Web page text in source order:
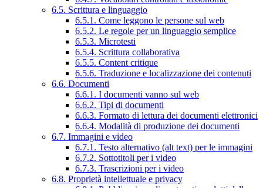
6.5. Scrittura e linguaggio
6.5.1. Come leggono le persone sul web
6.5.2. Le regole per un linguaggio semplice
6.5.3. Microtesti
6.5.4. Scrittura collaborativa
6.5.5. Content critique
6.5.6. Traduzione e localizzazione dei contenuti
6.6. Documenti
6.6.1. I documenti vanno sul web
6.6.2. Tipi di documenti
6.6.3. Formato di lettura dei documenti elettronici
6.6.4. Modalità di produzione dei documenti
6.7. Immagini e video
6.7.1. Testo alternativo (alt text) per le immagini
6.7.2. Sottotitoli per i video
6.7.3. Trascrizioni per i video
6.8. Proprietà intellettuale e privacy